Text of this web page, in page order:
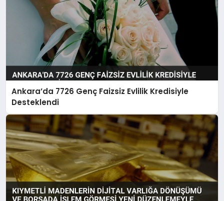
Ankara’da 7726 Genç Faizsiz Evlilik Kredisiyle
Desteklendi